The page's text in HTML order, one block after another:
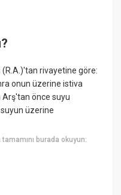
(R.A.)'tan rivayetine göre:
onun üzerine istiva
Arş'tan önce suyu
suyun üzerine
tamamını burada okuyun: